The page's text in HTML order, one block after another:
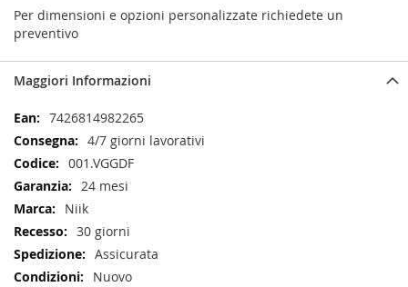
Per dimensioni e opzioni personalizzate richiedete un
preventivo
Maggiori Informazioni
Maggiori
Informazioni
7426814982265
4/7 giorni lavorativi
001.VGGDF
24 mesi
Niik
30 giorni
Assicurata
Nuovo